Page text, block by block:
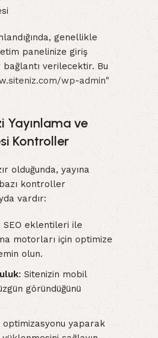
genellikle
panelinize giriş
verilecektir. Bu
wp-admin"
Yayınlama ve
Kontroller
olduğunda, yayına
kontroller
vardır:
SEO eklentileri ile
motorları için optimize
olun.
: Sitenizin mobil
göründüğünü
optimizasyonu yaparak